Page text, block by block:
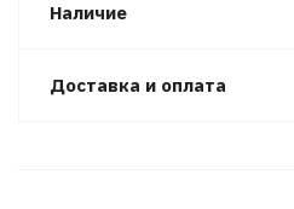
Наличие
Доставка и оплата